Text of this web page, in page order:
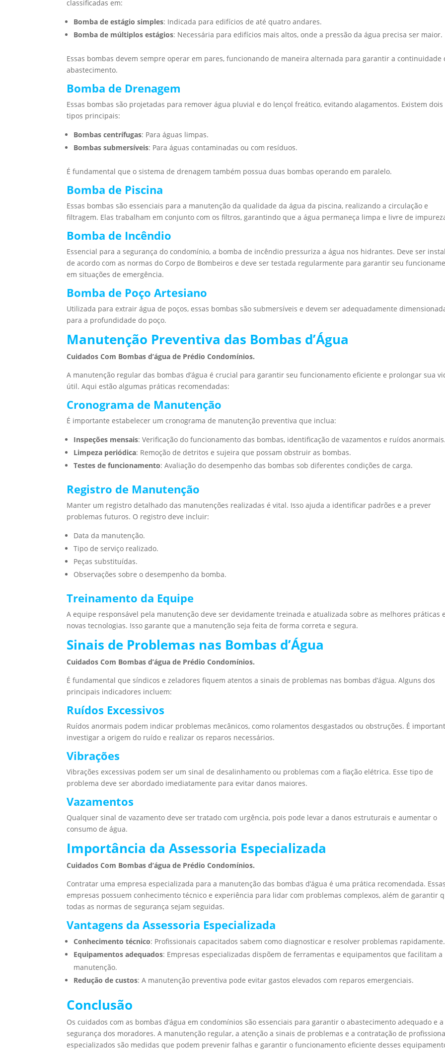
classificadas em:
Bomba de estágio simples: Indicada para edifícios de até quatro andares.
Bomba de múltiplos estágios: Necessária para edifícios mais altos, onde a pressão da água precisa ser maior.
Essas bombas devem sempre operar em pares, funcionando de maneira alternada para garantir a continuidade
abastecimento.
Bomba de Drenagem
Essas bombas são projetadas para remover água pluvial e do lençol freático, evitando alagamentos. Existem dois
tipos principais:
Bombas centrífugas: Para águas limpas.
Bombas submersíveis: Para águas contaminadas ou com resíduos.
É fundamental que o sistema de drenagem também possua duas bombas operando em paralelo.
Bomba de Piscina
Essas bombas são essenciais para a manutenção da qualidade da água da piscina, realizando a circulação e
filtragem. Elas trabalham em conjunto com os filtros, garantindo que a água permaneça limpa e livre de
Bomba de Incêndio
Essencial para a segurança do condomínio, a bomba de incêndio pressuriza a água nos hidrantes. Deve ser
de acordo com as normas do Corpo de Bombeiros e deve ser testada regularmente para garantir seu
em situações de emergência.
Bomba de Poço Artesiano
Utilizada para extrair água de poços, essas bombas são submersíveis e devem ser adequadamente
para a profundidade do poço.
Manutenção Preventiva das Bombas d’Água
Cuidados Com Bombas d’água de Prédio Condomínios.
A manutenção regular das bombas d’água é crucial para garantir seu funcionamento eficiente e prolongar sua
útil. Aqui estão algumas práticas recomendadas:
Cronograma de Manutenção
É importante estabelecer um cronograma de manutenção preventiva que inclua:
Inspeções mensais: Verificação do funcionamento das bombas, identificação de vazamentos e ruídos
Limpeza periódica: Remoção de detritos e sujeira que possam obstruir as bombas.
Testes de funcionamento: Avaliação do desempenho das bombas sob diferentes condições de carga.
Registro de Manutenção
Manter um registro detalhado das manutenções realizadas é vital. Isso ajuda a identificar padrões e a prever
problemas futuros. O registro deve incluir:
Data da manutenção.
Tipo de serviço realizado.
Peças substituídas.
Observações sobre o desempenho da bomba.
Treinamento da Equipe
A equipe responsável pela manutenção deve ser devidamente treinada e atualizada sobre as melhores práticas
novas tecnologias. Isso garante que a manutenção seja feita de forma correta e segura.
Sinais de Problemas nas Bombas d’Água
Cuidados Com Bombas d’água de Prédio Condomínios.
É fundamental que síndicos e zeladores fiquem atentos a sinais de problemas nas bombas d’água. Alguns dos
principais indicadores incluem:
Ruídos Excessivos
Ruídos anormais podem indicar problemas mecânicos, como rolamentos desgastados ou obstruções. É
investigar a origem do ruído e realizar os reparos necessários.
Vibrações
Vibrações excessivas podem ser um sinal de desalinhamento ou problemas com a fiação elétrica. Esse tipo de
problema deve ser abordado imediatamente para evitar danos maiores.
Vazamentos
Qualquer sinal de vazamento deve ser tratado com urgência, pois pode levar a danos estruturais e aumentar o
consumo de água.
Importância da Assessoria Especializada
Cuidados Com Bombas d’água de Prédio Condomínios.
Contratar uma empresa especializada para a manutenção das bombas d’água é uma prática recomendada.
empresas possuem conhecimento técnico e experiência para lidar com problemas complexos, além de garantir
todas as normas de segurança sejam seguidas.
Vantagens da Assessoria Especializada
Conhecimento técnico: Profissionais capacitados sabem como diagnosticar e resolver problemas rapidamente.
Equipamentos adequados: Empresas especializadas dispõem de ferramentas e equipamentos que facilitam a
manutenção.
Redução de custos: A manutenção preventiva pode evitar gastos elevados com reparos emergenciais.
Conclusão
Os cuidados com as bombas d’água em condomínios são essenciais para garantir o abastecimento adequado e a
segurança dos moradores. A manutenção regular, a atenção a sinais de problemas e a contratação de
especializados são medidas que podem prevenir falhas e garantir o funcionamento eficiente desses